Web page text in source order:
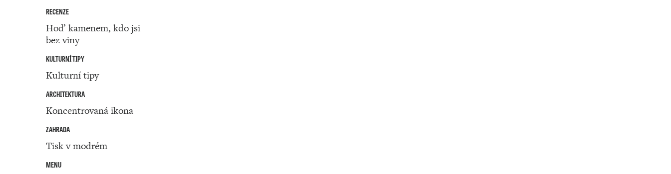
RECENZE
Hoď kamenem, kdo jsi
bez viny
KULTURNÍ TIPY
Kulturní tipy
ARCHITEKTURA
Koncentrovaná ikona
ZAHRADA
Tisk v modrém
MENU